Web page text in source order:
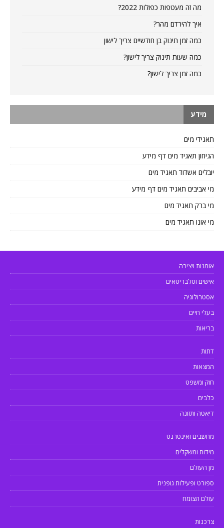
מה זה מעטפות כפולות 2022?
איך להירדם מהר?
כמה זמן תינוק בן חודשיים צריך לישון
כמה שעות תינוק צריך לישון?
כמה זמן צריך לישון?
מידע
תאגידי מים
הגיחון תאגיד מים דף מידע
יובלים אשדוד תאגיד מים
מי אביבים תאגיד מים דף מידע
מי ברק תאגיד מים
מי אונו תאגיד מים
אומנות ויצירה
אישים וסלבריטאים
אסטרולוגיה
בעלי חיים
בריאות
דתות
המצאות
חוק ומשפט
כלבים
דיאטה ותזונה
מחשבים ואינטרנט
מידות ומשקלים
מן העולם
ספורט ופעילות גופנית
עולם הצומח
צרכנות